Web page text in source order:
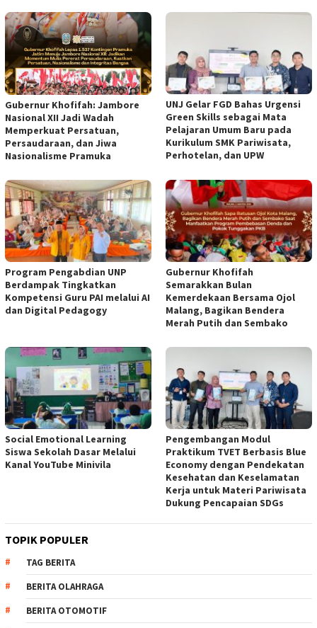
Gubernur Khofifah: Jambore
Nasional XII Jadi Wadah
Memperkuat Persatuan,
Persaudaraan, dan Jiwa
Nasionalisme Pramuka
UNJ Gelar FGD Bahas Urgensi
Green Skills sebagai Mata
Pelajaran Umum Baru pada
Kurikulum SMK Pariwisata,
Perhotelan, dan UPW
Program Pengabdian UNP
Berdampak Tingkatkan
Kompetensi Guru PAI melalui AI
dan Digital Pedagogy
Gubernur Khofifah
Semarakkan Bulan
Kemerdekaan Bersama Ojol
Malang, Bagikan Bendera
Merah Putih dan Sembako
Social Emotional Learning
Siswa Sekolah Dasar Melalui
Kanal YouTube Minivila
Pengembangan Modul
Praktikum TVET Berbasis Blue
Economy dengan Pendekatan
Kesehatan dan Keselamatan
Kerja untuk Materi Pariwisata
Dukung Pencapaian SDGs
TOPIK POPULER
TAG BERITA
BERITA OLAHRAGA
BERITA OTOMOTIF